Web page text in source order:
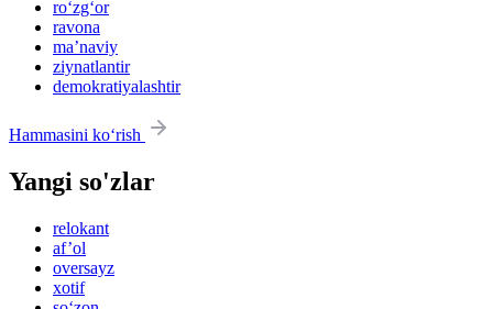
ro‘zg‘or
ravona
maʼnaviy
ziynatlantir
demokratiyalashtir
Hammasini ko‘rish
Yangi so'zlar
relokant
af’ol
oversayz
xotif